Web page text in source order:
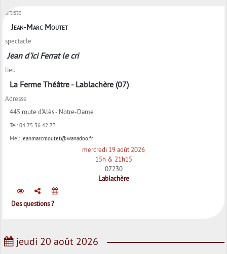
artiste
Jean-Marc Moutet
spectacle
Jean d'ici Ferrat le cri
lieu
La Ferme Théâtre - Lablachère (07)
Adresse
445 route d'Alès - Notre-Dame
Tel: 04 75 36 42 73
Mél: jeanmarcmoutet@wanadoo.fr
mercredi 19 août 2026
15h & 21h15
07230
Lablachère
Des questions ?
jeudi 20 août 2026